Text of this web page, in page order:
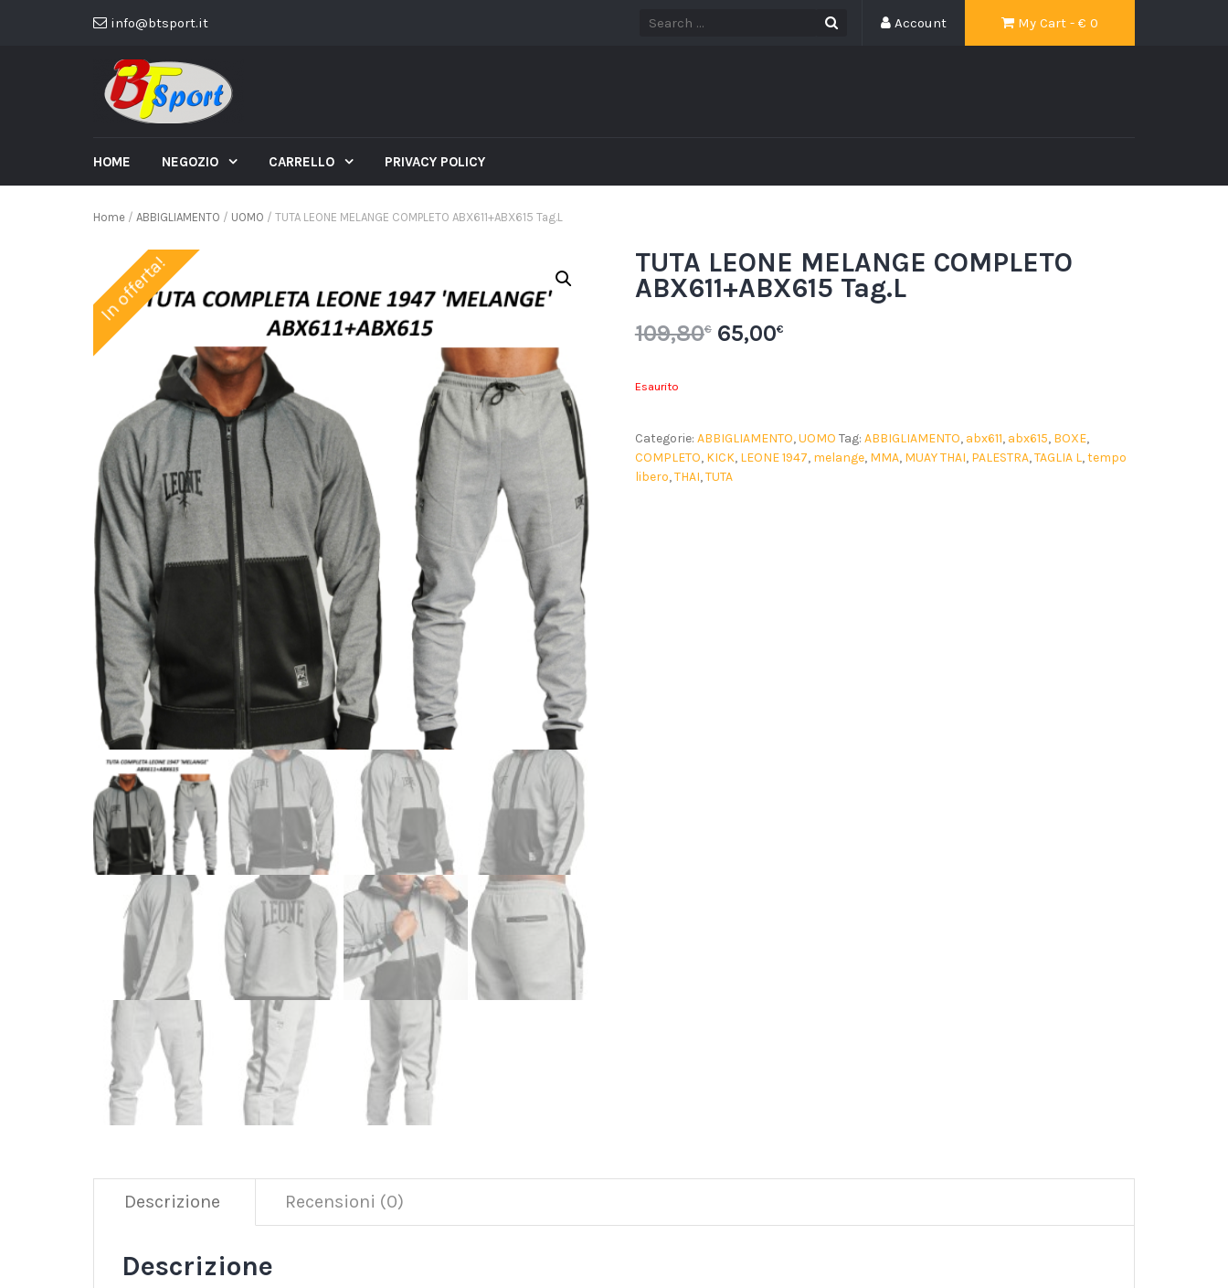
info@btsport.it My Cart - € 0
Account
HOME NEGOZIO CARRELLO PRIVACY POLICY
Home / ABBIGLIAMENTO / UOMO / TUTA LEONE MELANGE COMPLETO ABX611+ABX615 Tag.L
In offerta! TUTA LEONE MELANGE COMPLETO
ABX611+ABX615 Tag.L
109,80€ 65,00€
Esaurito
Categorie: ABBIGLIAMENTO,UOMO Tag: ABBIGLIAMENTO, abx611, abx615, BOXE,
COMPLETO, KICK, LEONE 1947, melange, MMA, MUAY THAI, PALESTRA,TAGLIA L,tempo
libero,THAI,TUTA
Descrizione Recensioni (0)
Descrizione